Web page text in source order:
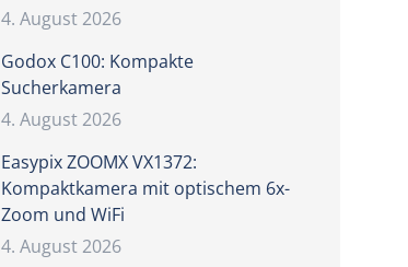
4. August 2026
Godox C100: Kompakte
Sucherkamera
4. August 2026
Easypix ZOOMX VX1372:
Kompaktkamera mit optischem 6x-
Zoom und WiFi
4. August 2026